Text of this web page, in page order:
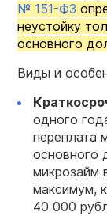
№ 151-ФЗ
неустойку
основного
Виды и
одного
переплата
основного
микрозайм
максимум,
40 000